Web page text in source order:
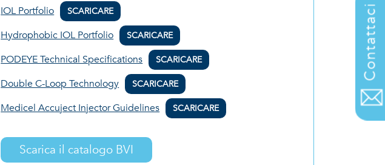
IOL Portfolio SCARICARE
Hydrophobic IOL Portfolio SCARICARE
PODEYE Technical Specifications SCARICARE
Double C-Loop Technology SCARICARE
Medicel Accuject Injector Guidelines SCARICARE
Scarica il catalogo BVI
Contattaci